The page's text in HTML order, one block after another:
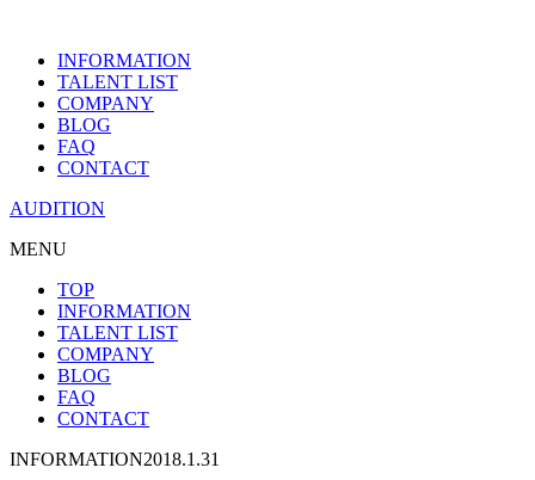
INFORMATION
TALENT LIST
COMPANY
BLOG
FAQ
CONTACT
AUDITION
MENU
TOP
INFORMATION
TALENT LIST
COMPANY
BLOG
FAQ
CONTACT
INFORMATION2018.1.31